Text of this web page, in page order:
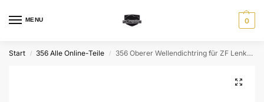
MENU 0
Start / 356 Alle Online-Teile / 356 Oberer Wellendichtring für ZF Lenkgetriebe